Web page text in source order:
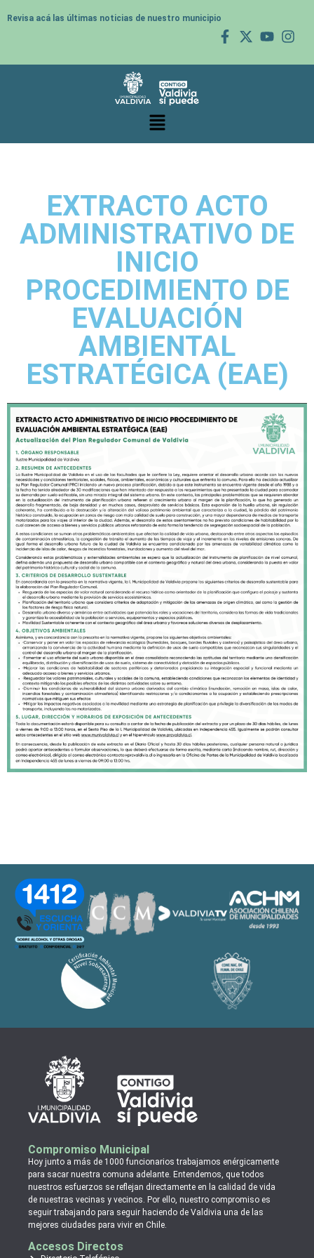
Revisa acá las últimas noticias de nuestro municipio
EXTRACTO ACTO
ADMINISTRATIVO DE
INICIO
PROCEDIMIENTO DE
EVALUACIÓN
AMBIENTAL
ESTRATÉGICA (EAE)
Compromiso Municipal
Hoy junto a más de 1000 funcionarios trabajamos enérgicamente
para sacar nuestra comuna adelante. Entendemos, que todos
nuestros esfuerzos se reflejan directamente en la calidad de vida
de nuestras vecinas y vecinos. Por ello, nuestro compromiso es
seguir trabajando para seguir haciendo de Valdivia una de las
mejores ciudades para vivir en Chile.
Accesos Directos